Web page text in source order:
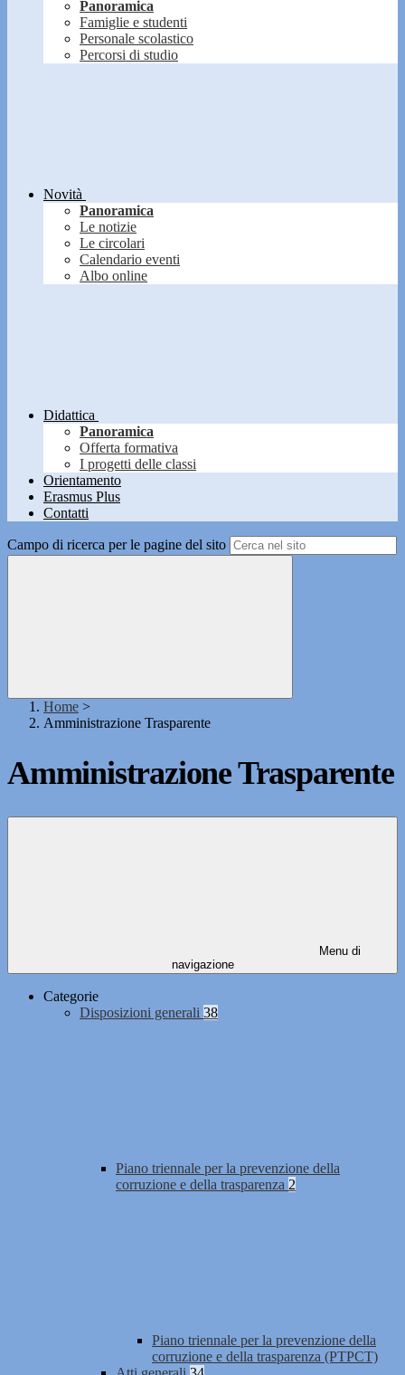
Panoramica
Famiglie e studenti
Personale scolastico
Percorsi di studio
Novità
Panoramica
Le notizie
Le circolari
Calendario eventi
Albo online
Didattica
Panoramica
Offerta formativa
I progetti delle classi
Orientamento
Erasmus Plus
Contatti
Campo di ricerca per le pagine del sito
Home >
Amministrazione Trasparente
Amministrazione Trasparente
Menu di
navigazione
Categorie
Disposizioni generali 38
Piano triennale per la prevenzione della
corruzione e della trasparenza 2
Piano triennale per la prevenzione della
corruzione e della trasparenza (PTPCT)